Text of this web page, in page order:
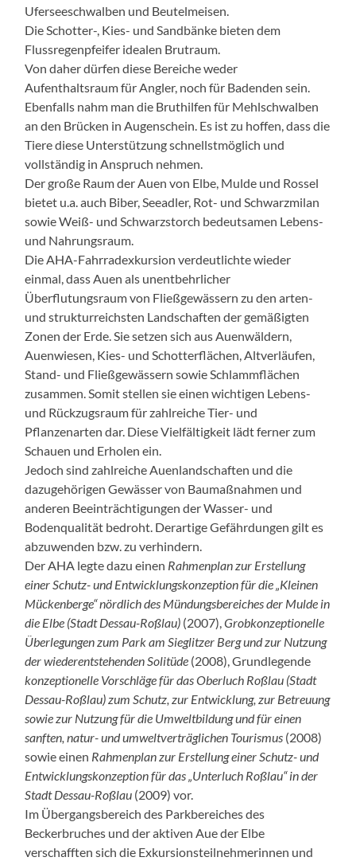
Uferseeschwalben und Beutelmeisen.
Die Schotter-, Kies- und Sandbänke bieten dem
Flussregenpfeifer idealen Brutraum.
Von daher dürfen diese Bereiche weder
Aufenthaltsraum für Angler, noch für Badenden sein.
Ebenfalls nahm man die Bruthilfen für Mehlschwalben
an den Brücken in Augenschein. Es ist zu hoffen, dass die
Tiere diese Unterstützung schnellstmöglich und
vollständig in Anspruch nehmen.
Der große Raum der Auen von Elbe, Mulde und Rossel
bietet u.a. auch Biber, Seeadler, Rot- und Schwarzmilan
sowie Weiß- und Schwarzstorch bedeutsamen Lebens-
und Nahrungsraum.
Die AHA-Fahrradexkursion verdeutlichte wieder
einmal, dass Auen als unentbehrlicher
Überflutungsraum von Fließgewässern zu den arten-
und strukturreichsten Landschaften der gemäßigten
Zonen der Erde. Sie setzen sich aus Auenwäldern,
Auenwiesen, Kies- und Schotterflächen, Altverläufen,
Stand- und Fließgewässern sowie Schlammflächen
zusammen. Somit stellen sie einen wichtigen Lebens-
und Rückzugsraum für zahlreiche Tier- und
Pflanzenarten dar. Diese Vielfältigkeit lädt ferner zum
Schauen und Erholen ein.
Jedoch sind zahlreiche Auenlandschaften und die
dazugehörigen Gewässer von Baumaßnahmen und
anderen Beeinträchtigungen der Wasser- und
Bodenqualität bedroht. Derartige Gefährdungen gilt es
abzuwenden bzw. zu verhindern.
Der AHA legte dazu einen Rahmenplan zur Erstellung
einer Schutz- und Entwicklungskonzeption für die „Kleinen
Mückenberge“ nördlich des Mündungsbereiches der Mulde in
die Elbe (Stadt Dessau-Roßlau) (2007),Grobkonzeptionelle
Überlegungen zum Park am Sieglitzer Berg und zur Nutzung
der wiederentstehenden Solitüde (2008), Grundlegende
konzeptionelle Vorschläge für das Oberluch Roßlau (Stadt
Dessau-Roßlau) zum Schutz, zur Entwicklung, zur Betreuung
sowie zur Nutzung für die Umweltbildung und für einen
sanften, natur- und umweltverträglichen Tourismus (2008)
sowie einen Rahmenplan zur Erstellung einer Schutz- und
Entwicklungskonzeption für das „Unterluch Roßlau“ in der
Stadt Dessau-Roßlau (2009) vor.
Im Übergangsbereich des Parkbereiches des
Beckerbruches und der aktiven Aue der Elbe
verschafften sich die Exkursionsteilnehmerinnen und